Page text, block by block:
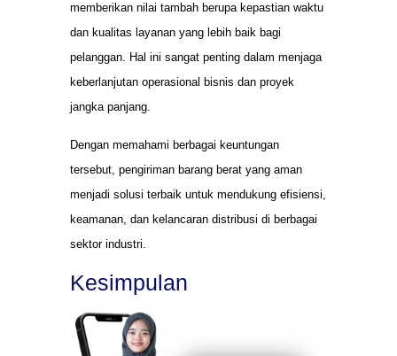
memberikan nilai tambah berupa kepastian waktu
dan kualitas layanan yang lebih baik bagi
pelanggan. Hal ini sangat penting dalam menjaga
keberlanjutan operasional bisnis dan proyek
jangka panjang.
Dengan memahami berbagai keuntungan
tersebut, pengiriman barang berat yang aman
menjadi solusi terbaik untuk mendukung efisiensi,
keamanan, dan kelancaran distribusi di berbagai
sektor industri.
Kesimpulan